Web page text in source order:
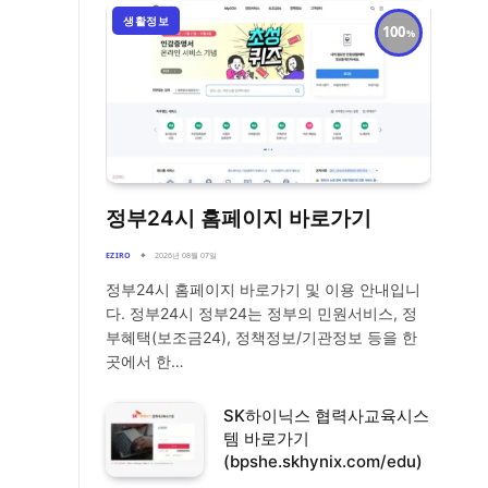
100
생활정보
정부24시 홈페이지 바로가기
EZIRO 2026년 08월 07일
정부24시 홈페이지 바로가기 및 이용 안내입니
다. 정부24시 정부24는 정부의 민원서비스, 정
부혜택(보조금24), 정책정보/기관정보 등을 한
곳에서 한…
SK하이닉스 협력사교육시스
템 바로가기
(bpshe.skhynix.com/edu)